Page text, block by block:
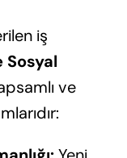
iş
Sosyal
ve